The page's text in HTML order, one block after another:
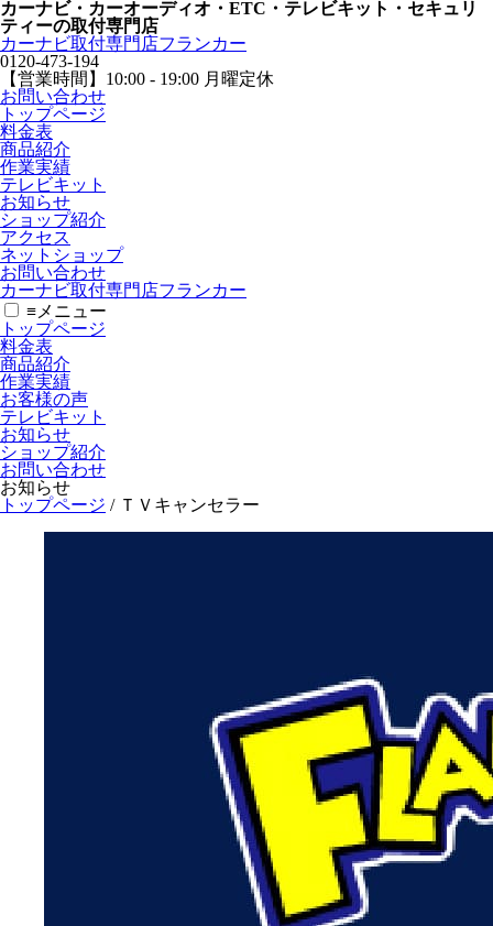
カーナビ・カーオーディオ・ETC・テレビキット・セキュリ
ティーの取付専門店
カーナビ取付専⾨店フランカー
0120-473-194
【営業時間】 10:00 - 19:00 月曜定休
お問い合わせ
トップページ
料金表
商品紹介
作業実績
テレビキット
お知らせ
ショップ紹介
アクセス
ネットショップ
お問い合わせ
カーナビ取付専⾨店フランカー
≡ メニュー
トップページ
料金表
商品紹介
作業実績
お客様の声
テレビキット
お知らせ
ショップ紹介
お問い合わせ
お知らせ
トップページ / ＴＶキャンセラー